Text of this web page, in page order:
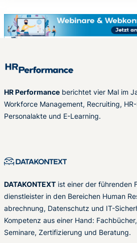
HR Performance berichtet vier Mal im
Workforce Management, Recruiting,
Personalakte und E-Learning.
DATAKONTEXT ist einer der führenden
dienstleister in den Bereichen Human
abrechnung, Datenschutz und IT-
Kompetenz aus einer Hand:
Seminare, Zertifizierung und Beratung.